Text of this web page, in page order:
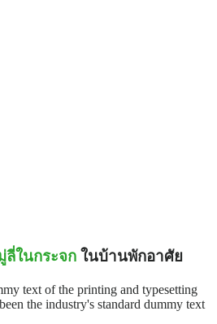
ลี่ในกระจก ในบ้านพักอาศัย
text of the printing and typesetting
the industry's standard dummy text